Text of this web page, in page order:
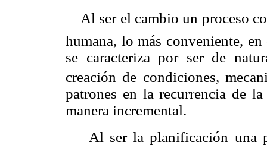
Al ser el cambio un proceso co
humana, lo más conveniente,
se caracteriza por ser de
creación de condiciones,
patrones en la recurrencia de
manera incremental.
Al ser la planificación una